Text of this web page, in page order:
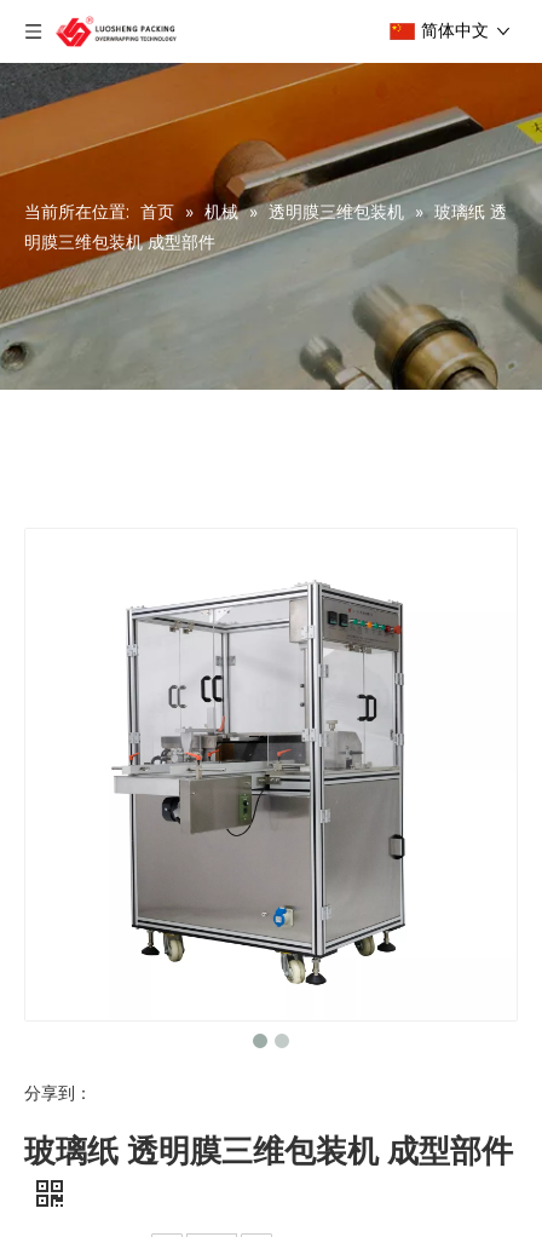
简体中文
当前所在位置: 首页 » 机械 » 透明膜三维包装机 » 玻璃纸 透
明膜三维包装机 成型部件
分享到：
玻璃纸 透明膜三维包装机 成型部件